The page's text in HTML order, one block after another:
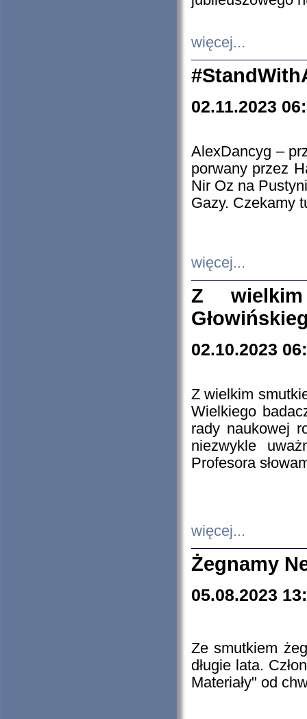
więcej...
02.11.2023
AlexDancyg –
porwany przez
Nir Oz na
Gazy. Czekamy
więcej...
Z
02.10.2023
Z wielkim
Wielkiego
rady naukowej
niezwykle
Profesora
więcej...
Żegnamy
05.08.2023
Ze smutkiem
długie lata.
Materiały" od